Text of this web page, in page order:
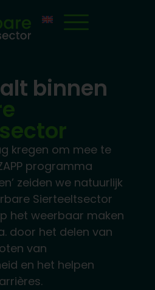
binnen
kregen om mee te
programma
zeiden we natuurlijk
Sierteeltsector
het weerbaar maken
door het delen van
van
en het helpen